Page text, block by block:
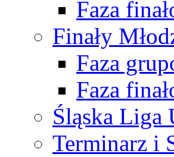
Faza
Finały
Faza
Faza
Śląska Liga
Terminarz i